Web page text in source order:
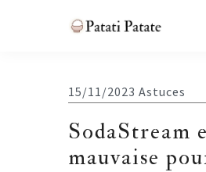
15/11/2023 Astuces
SodaStream
mauvaise